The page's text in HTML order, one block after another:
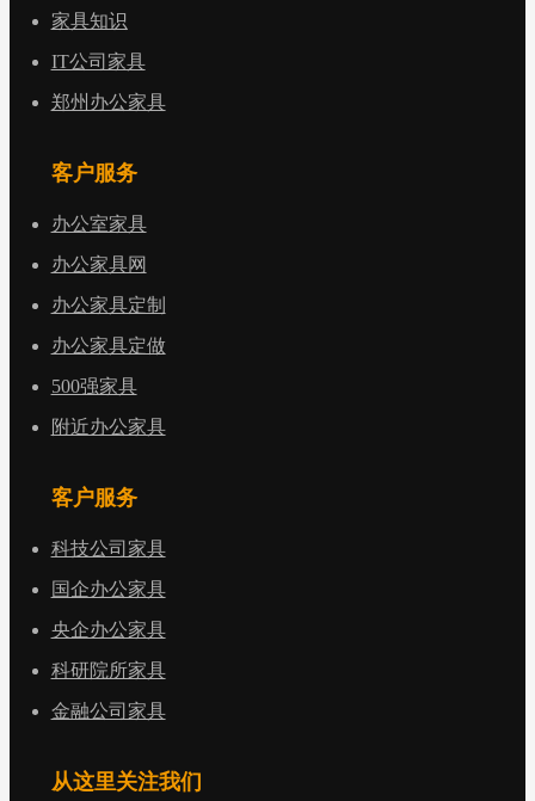
家具知识
IT公司家具
郑州办公家具
客户服务
办公室家具
办公家具网
办公家具定制
办公家具定做
500强家具
附近办公家具
客户服务
科技公司家具
国企办公家具
央企办公家具
科研院所家具
金融公司家具
从这里关注我们